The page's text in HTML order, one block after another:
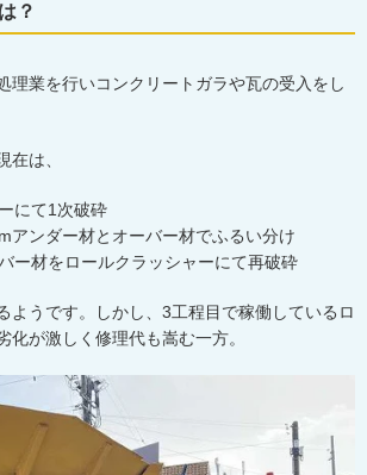
？
理業を行いコンクリートガラや瓦の受入をし
在は、
にて1次破砕
アンダー材とオーバー材でふるい分け
ー材をロールクラッシャーにて再破砕
ようです。しかし、 3工程目で稼働しているロ
化が激しく修理代も嵩む一方。